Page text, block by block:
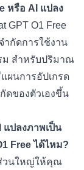
หรือ AI แปลง
GPT O1 Free
ำกัดการใช้งาน
ม สำหรับปริมาณ
ผนการอัปเกรด
ดของตัวเองขึ้น
แปลงภาพเป็น
Free ได้ไหม?
วนใหญ่ให้คุณ